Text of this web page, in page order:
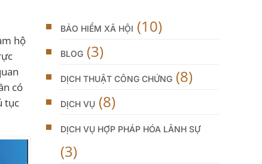
hộ
có
tục
BẢO HIỂM XÃ HỘI (10)
BLOG (3)
DỊCH THUẬT CÔNG CHỨNG (8)
DỊCH VỤ (8)
DỊCH VỤ HỢP PHÁP HÓA LÃNH SỰ
(3)